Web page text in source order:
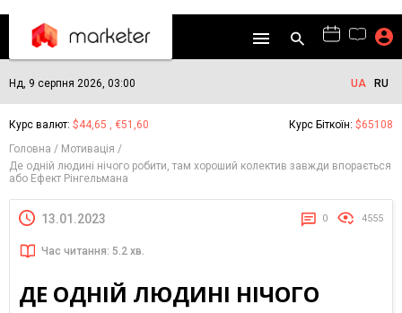
Нд, 9 серпня 2026, 03:00 UA RU
Курс валют: $44,65 , €51,60 Курс Біткоїн: $65108
Головна
Мотивація
Де одній людині нічого робити, там хороший колектив завжди впорається
або Ефект Рінгельмана
13.01.2023 0 4555
Час читання: 5.2 хв.
ДЕ ОДНІЙ ЛЮДИНІ НІЧОГО